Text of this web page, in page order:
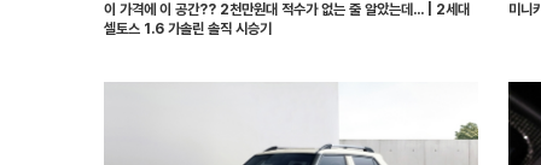
이 가격에 이 공간?? 2천만원대 적수가 없는 줄 알았는데... | 2세대
셀토스 1.6 가솔린 솔직 시승기
미니